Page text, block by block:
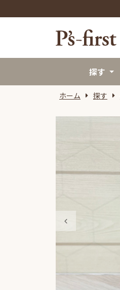
探す
ホーム 探す